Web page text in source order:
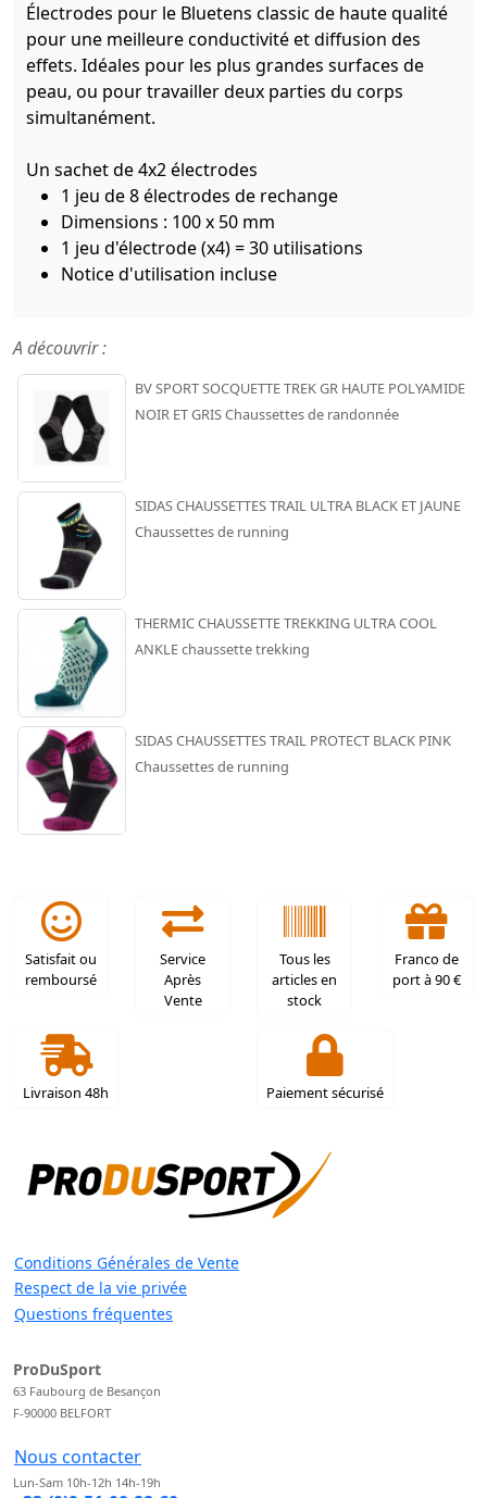
Électrodes pour le Bluetens classic de haute qualité
pour une meilleure conductivité et diffusion des
effets. Idéales pour les plus grandes surfaces de
peau, ou pour travailler deux parties du corps
simultanément.
Un sachet de 4x2 électrodes
1 jeu de 8 électrodes de rechange
Dimensions : 100 x 50 mm
1 jeu d'électrode (x4) = 30 utilisations
Notice d'utilisation incluse
A découvrir :
BV SPORT SOCQUETTE TREK GR HAUTE POLYAMIDE
NOIR ET GRIS Chaussettes de randonnée
SIDAS CHAUSSETTES TRAIL ULTRA BLACK ET JAUNE
Chaussettes de running
THERMIC CHAUSSETTE TREKKING ULTRA COOL
ANKLE chaussette trekking
SIDAS CHAUSSETTES TRAIL PROTECT BLACK PINK
Chaussettes de running
Satisfait ou
remboursé
Service
Après
Vente
Tous les
articles en
stock
Franco de
port à 90 €
Livraison 48h Paiement sécurisé
Conditions Générales de Vente
Respect de la vie privée
Questions fréquentes
ProDuSport
63 Faubourg de Besançon
F-90000 BELFORT
Nous contacter
Lun-Sam 10h-12h 14h-19h